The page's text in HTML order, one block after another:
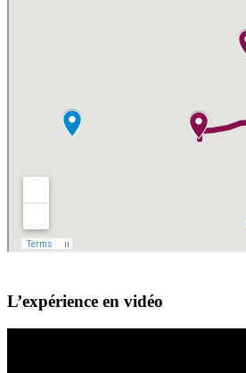
L’expérience en vidéo